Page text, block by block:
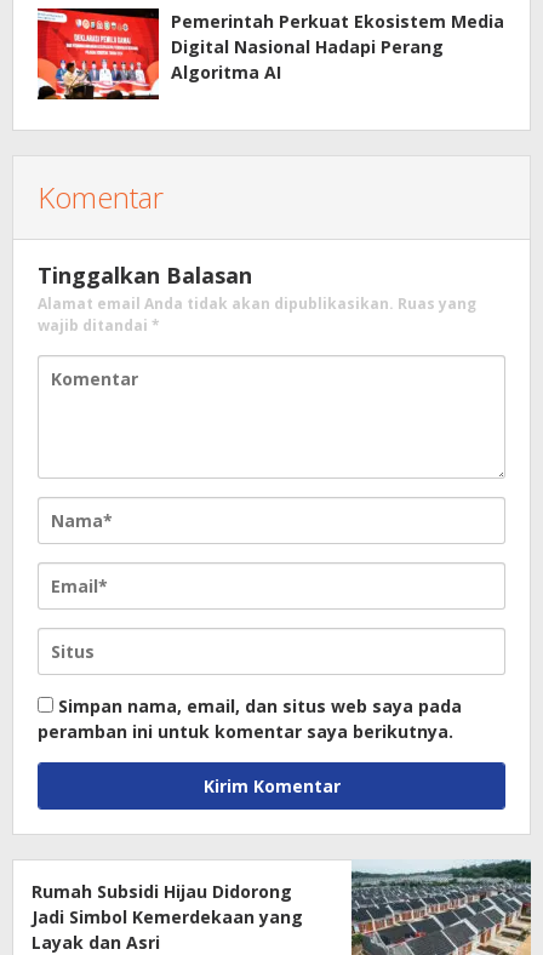
Pemerintah Perkuat Ekosistem Media
Digital Nasional Hadapi Perang
Algoritma AI
Komentar
Tinggalkan Balasan
Alamat email Anda tidak akan dipublikasikan. Ruas yang
wajib ditandai *
Simpan nama, email, dan situs web saya pada
peramban ini untuk komentar saya berikutnya.
Rumah Subsidi Hijau Didorong
Jadi Simbol Kemerdekaan yang
Layak dan Asri